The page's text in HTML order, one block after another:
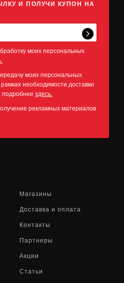
И ПОЛУЧИ КУПОН НА
моих персональных
моих персональных
необходимости доставки
подробнее здесь.
рекламных материалов
Магазины
Доставка и оплата
Контакты
Партнеры
Акции
Статьи